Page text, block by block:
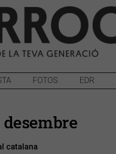
FOTOS EDR
catalana